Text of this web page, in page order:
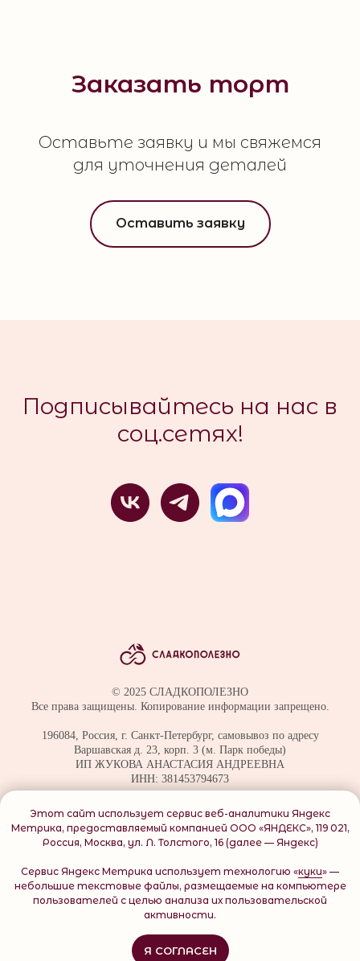
Этот сайт использует сервис веб-аналитики Яндекс
Метрика, предоставляемый компанией ООО «ЯНДЕКС», 119 021,
Россия, Москва, ул. Л. Толстого, 16 (далее — Яндекс)
Сервис Яндекс Метрика использует технологию «куки» —
небольшие текстовые файлы, размещаемые на компьютере
пользователей с целью анализа их пользовательской
активности.
Я СОГЛАСЕН
Заказать торт
Оставьте заявку и мы свяжемся
для уточнения деталей
Оставить заявку
Подписывайтесь на нас в
соц.сетях!
© 2025 СЛАДКОПОЛЕЗНО
Все права защищены. Копирование информации запрещено.
196084, Россия, г. Санкт-Петербург, самовывоз по адресу
Варшавская д. 23, корп. 3 (м. Парк победы)
ИП ЖУКОВА АНАСТАСИЯ АНДРЕЕВНА
ИНН: 381453794673
Политика обработки данных
Согласие на обработку персональных данных
Договор оферты
О файлах куки